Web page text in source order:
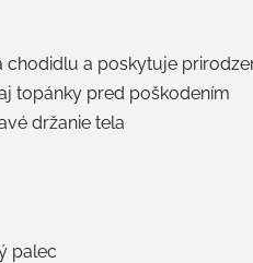
chodidlu a poskytuje
topánky pred poškodením
držanie tela
palec